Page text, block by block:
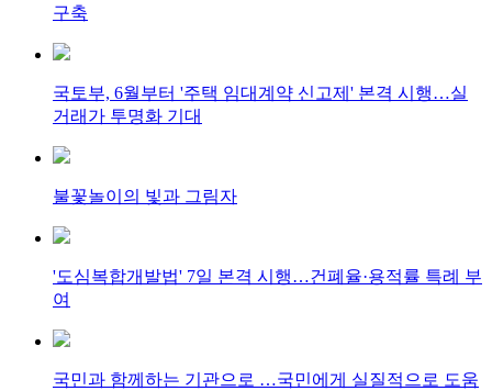
구축
국토부, 6월부터 '주택 임대계약 신고제' 본격 시행…실
거래가 투명화 기대
불꽃놀이의 빛과 그림자
'도심복합개발법' 7일 본격 시행…건폐율·용적률 특례 부
여
국민과 함께하는 기관으로 …국민에게 실질적으로 도움